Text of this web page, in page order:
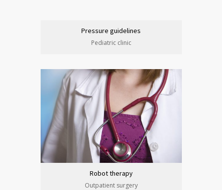
Pressure guidelines
Pediatric clinic
Robot therapy
Outpatient surgery